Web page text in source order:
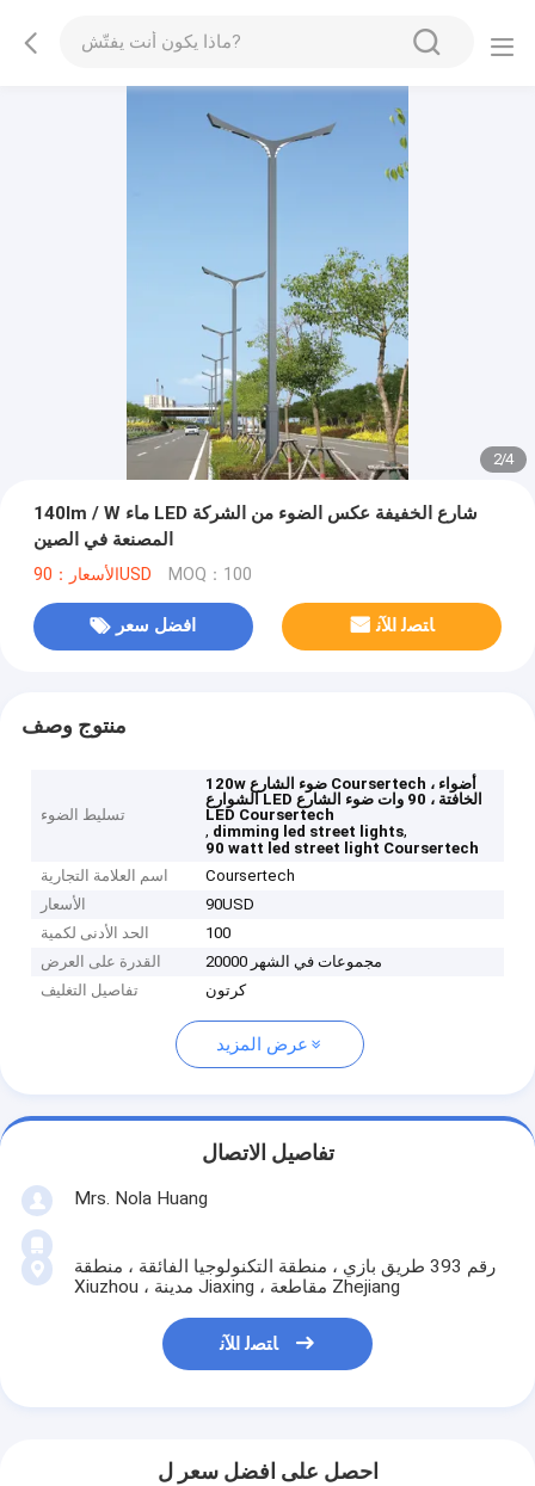
2/4
140lm / W ماء LED شارع الخفيفة عكس الضوء من الشركة
المصنعة في الصين
الأسعار：90USD MOQ：100
افضل سعر ﺎﺘﺼﻟ ﺍﻶﻧ
منتوج وصف
تسليط الضوء
120w ضوء الشارع Coursertech ، أضواء
الشوارع LED الخافتة ، 90 وات ضوء الشارع
LED Coursertech
, dimming led street lights,
90 watt led street light Coursertech
اسم العلامة التجارية
Coursertech
الأسعار
90USD
الحد الأدنى لكمية
100
القدرة على العرض
20000 مجموعات في الشهر
تفاصيل التغليف
كرتون
عرض المزيد
تفاصيل الاتصال
Mrs. Nola Huang
رقم 393 طريق بازي ، منطقة التكنولوجيا الفائقة ، منطقة
Xiuzhou ، مدينة Jiaxing ، مقاطعة Zhejiang
ﺎﺘﺼﻟ ﺍﻶﻧ
احصل على افضل سعر ل